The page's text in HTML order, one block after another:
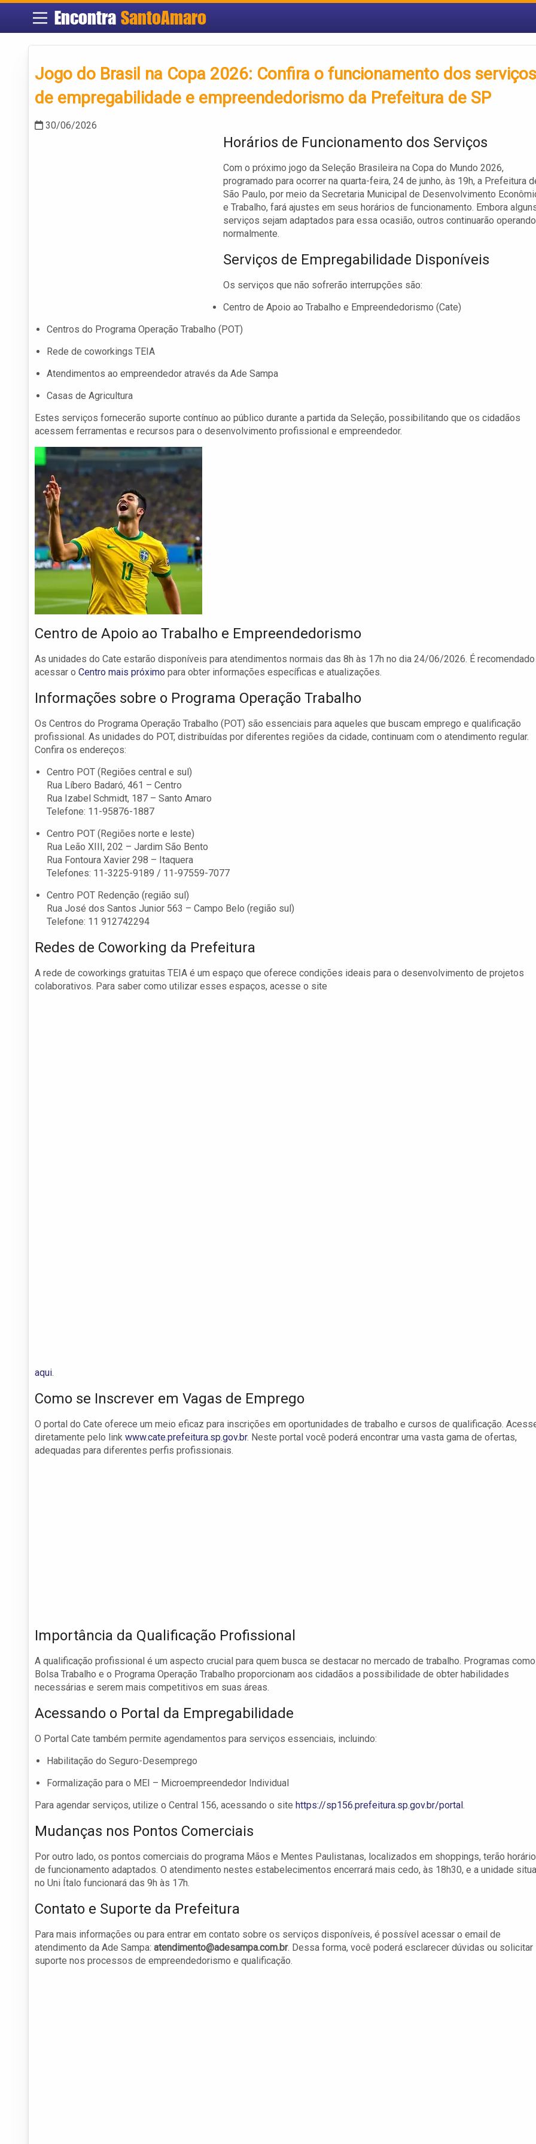
Encontra SantoAmaro
Jogo do Brasil na Copa 2026: Confira o funcionamento dos serviços
de empregabilidade e empreendedorismo da Prefeitura de SP
30/06/2026
Horários de Funcionamento dos Serviços
Com o próximo jogo da Seleção Brasileira na Copa do Mundo 2026,
programado para ocorrer na quarta-feira, 24 de junho, às 19h, a Prefeitura
São Paulo, por meio da Secretaria Municipal de Desenvolvimento
e Trabalho, fará ajustes em seus horários de funcionamento. Embora
serviços sejam adaptados para essa ocasião, outros continuarão operando
normalmente.
Serviços de Empregabilidade Disponíveis
Os serviços que não sofrerão interrupções são:
Centro de Apoio ao Trabalho e Empreendedorismo (Cate)
Centros do Programa Operação Trabalho (POT)
Rede de coworkings TEIA
Atendimentos ao empreendedor através da Ade Sampa
Casas de Agricultura
Estes serviços fornecerão suporte contínuo ao público durante a partida da Seleção, possibilitando que os cidadãos
acessem ferramentas e recursos para o desenvolvimento profissional e empreendedor.
Centro de Apoio ao Trabalho e Empreendedorismo
As unidades do Cate estarão disponíveis para atendimentos normais das 8h às 17h no dia 24/06/2026. É recomendado
acessar o Centro mais próximo para obter informações específicas e atualizações.
Informações sobre o Programa Operação Trabalho
Os Centros do Programa Operação Trabalho (POT) são essenciais para aqueles que buscam emprego e qualificação
profissional. As unidades do POT, distribuídas por diferentes regiões da cidade, continuam com o atendimento regular.
Confira os endereços:
Centro POT (Regiões central e sul)
Rua Líbero Badaró, 461 – Centro
Rua Izabel Schmidt, 187 – Santo Amaro
Telefone: 11-95876-1887
Centro POT (Regiões norte e leste)
Rua Leão XIII, 202 – Jardim São Bento
Rua Fontoura Xavier 298 – Itaquera
Telefones: 11-3225-9189 / 11-97559-7077
Centro POT Redenção (região sul)
Rua José dos Santos Junior 563 – Campo Belo (região sul)
Telefone: 11 912742294
Redes de Coworking da Prefeitura
A rede de coworkings gratuitas TEIA é um espaço que oferece condições ideais para o desenvolvimento de projetos
colaborativos. Para saber como utilizar esses espaços, acesse o site
aqui.
Como se Inscrever em Vagas de Emprego
O portal do Cate oferece um meio eficaz para inscrições em oportunidades de trabalho e cursos de qualificação.
diretamente pelo link www.cate.prefeitura.sp.gov.br. Neste portal você poderá encontrar uma vasta gama de ofertas,
adequadas para diferentes perfis profissionais.
Importância da Qualificação Profissional
A qualificação profissional é um aspecto crucial para quem busca se destacar no mercado de trabalho. Programas
Bolsa Trabalho e o Programa Operação Trabalho proporcionam aos cidadãos a possibilidade de obter habilidades
necessárias e serem mais competitivos em suas áreas.
Acessando o Portal da Empregabilidade
O Portal Cate também permite agendamentos para serviços essenciais, incluindo:
Habilitação do Seguro-Desemprego
Formalização para o MEI – Microempreendedor Individual
Para agendar serviços, utilize o Central 156, acessando o site https://sp156.prefeitura.sp.gov.br/portal .
Mudanças nos Pontos Comerciais
Por outro lado, os pontos comerciais do programa Mãos e Mentes Paulistanas, localizados em shoppings, terão
de funcionamento adaptados. O atendimento nestes estabelecimentos encerrará mais cedo, às 18h30, e a unidade
no Uni Ítalo funcionará das 9h às 17h.
Contato e Suporte da Prefeitura
Para mais informações ou para entrar em contato sobre os serviços disponíveis, é possível acessar o email de
atendimento da Ade Sampa: atendimento@adesampa.com.br. Dessa forma, você poderá esclarecer dúvidas ou solicitar
suporte nos processos de empreendedorismo e qualificação.